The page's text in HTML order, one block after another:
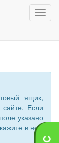
ящик,
Если
указано
в нем